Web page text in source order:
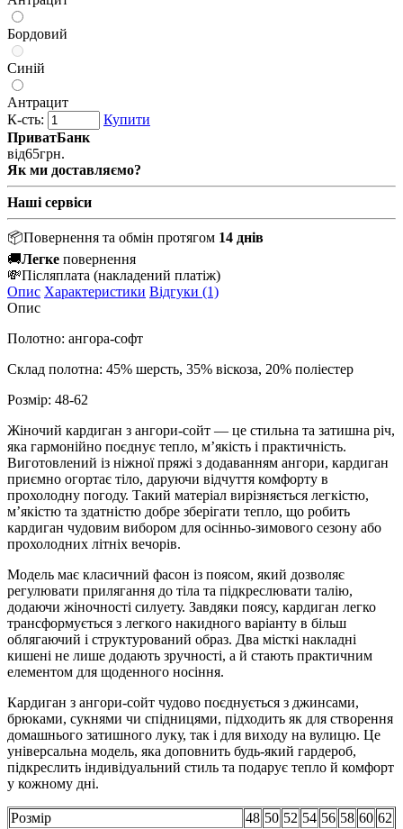
Бордовий
Синій
Антрацит
К-сть:
Купити
ПриватБанк
від65грн.
Як ми доставляємо?
Наші сервіси
📦Повернення та обмін протягом 14 днів
🚚Легке повернення
💸Післяплата (накладений платіж)
Опис Характеристики Відгуки (1)
Опис
Полотно: ангора-софт
Склад полотна: 45% шерсть, 35% віскоза, 20% поліестер
Розмір: 48-62
Жіночий кардиган з ангори-сойт — це стильна та затишна річ,
яка гармонійно поєднує тепло, м’якість і практичність.
Виготовлений із ніжної пряжі з додаванням ангори, кардиган
приємно огортає тіло, даруючи відчуття комфорту в
прохолодну погоду. Такий матеріал вирізняється легкістю,
м’якістю та здатністю добре зберігати тепло, що робить
кардиган чудовим вибором для осінньо-зимового сезону або
прохолодних літніх вечорів.
Модель має класичний фасон із поясом, який дозволяє
регулювати прилягання до тіла та підкреслювати талію,
додаючи жіночності силуету. Завдяки поясу, кардиган легко
трансформується з легкого накидного варіанту в більш
облягаючий і структурований образ. Два місткі накладні
кишені не лише додають зручності, а й стають практичним
елементом для щоденного носіння.
Кардиган з ангори-сойт чудово поєднується з джинсами,
брюками, сукнями чи спідницями, підходить як для створення
домашнього затишного луку, так і для виходу на вулицю. Це
універсальна модель, яка доповнить будь-який гардероб,
підкреслить індивідуальний стиль та подарує тепло й комфорт
у кожному дні.
Розмір 48 50 52 54 56 58 60 62